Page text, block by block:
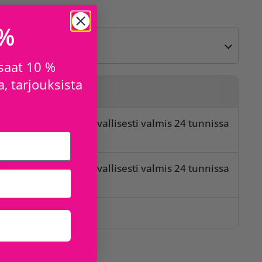
Tavallisesti valmis 24 tunnissa
Tavallisesti valmis 24 tunnissa
myymälöissä
10 %
tarjouksista